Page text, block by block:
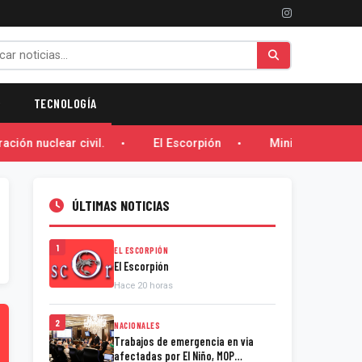
TECNOLOGÍA
nuclear civil. El Escorpión Ministro Orillac
ÚLTIMAS NOTICIAS
1 EL ESCORPIÓN
El Escorpión
Hace 20 horas
2 NACIONALES
Trabajos de emergencia en via
afectadas por El Niño, MOP